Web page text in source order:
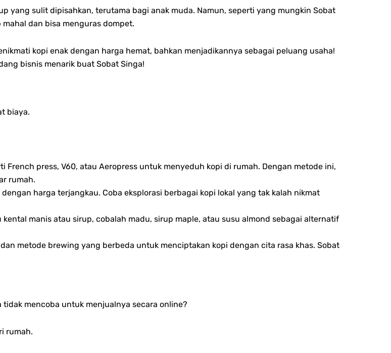
yang sulit dipisahkan, terutama bagi anak muda. Namun, seperti yang mungkin Sobat
dan bisa menguras dompet.
kopi enak dengan harga hemat, bahkan menjadikannya sebagai peluang usaha!
bisnis menarik buat Sobat Singa!
biaya.
French press, V60, atau Aeropress untuk menyeduh kopi di rumah. Dengan metode ini,
rumah.
harga terjangkau. Coba eksplorasi berbagai kopi lokal yang tak kalah nikmat
manis atau sirup, cobalah madu, sirup maple, atau susu almond sebagai alternatif
metode brewing yang berbeda untuk menciptakan kopi dengan cita rasa khas. Sobat
mencoba untuk menjualnya secara online?
rumah.